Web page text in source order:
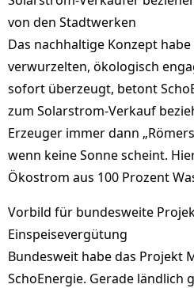
von den Stadtwerken
Das nachhaltige Konzept
verwurzelten, ökologisch
sofort überzeugt, betont
zum Solarstrom-Verkauf
Erzeuger immer dann
wenn keine Sonne scheint.
Ökostrom aus 100 Prozent
Vorbild für bundesweite
Einspeisevergütung
Bundesweit habe das Projekt
SchoEnergie. Gerade ländlich